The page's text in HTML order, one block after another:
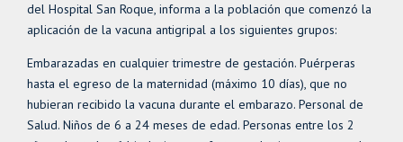
del Hospital San Roque, informa a la población que comenzó la
aplicación de la vacuna antigripal a los siguientes grupos:
Embarazadas en cualquier trimestre de gestación. Puérperas
hasta el egreso de la maternidad (máximo 10 días), que no
hubieran recibido la vacuna durante el embarazo. Personal de
Salud. Niños de 6 a 24 meses de edad. Personas entre los 2